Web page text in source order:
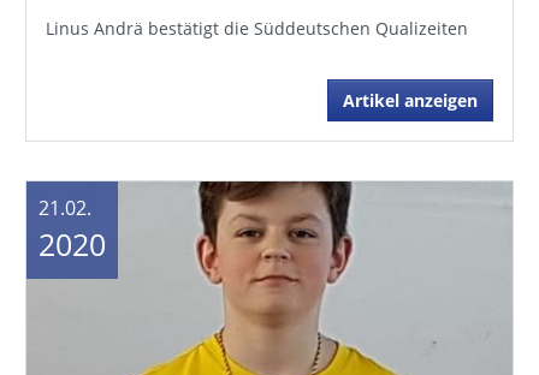
Linus Andrä bestätigt die Süddeutschen Qualizeiten
Artikel anzeigen
21.02.
2020